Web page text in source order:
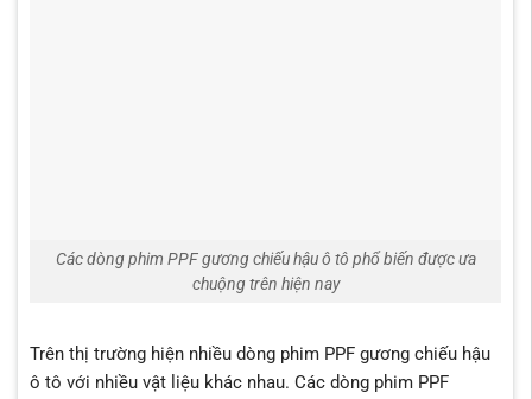
Các dòng phim PPF gương chiếu hậu ô tô phổ biến được ưa
chuộng trên hiện nay
Trên thị trường hiện nhiều dòng phim PPF gương chiếu hậu
ô tô với nhiều vật liệu khác nhau. Các dòng phim PPF